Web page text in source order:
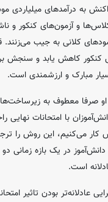
به درآمدهای میلیاردی
و آزمون‌های کنکور و
کلانی به جیب
کنکور کاهش یابد و سنجش
مبارک و ارزشمندی است.
او صرفا معطوف به
با امتحانات نهایی
کار می‌کنیم، این روش را
در یک بازه زمانی
است.
عادلانه‌تر بودن تاثیر